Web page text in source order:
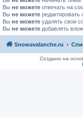
Вы не можете отвечать на
Вы не можете
Вы не можете удалять свои
Вы не можете добавлять
Snowavalanche.ru
Создано на